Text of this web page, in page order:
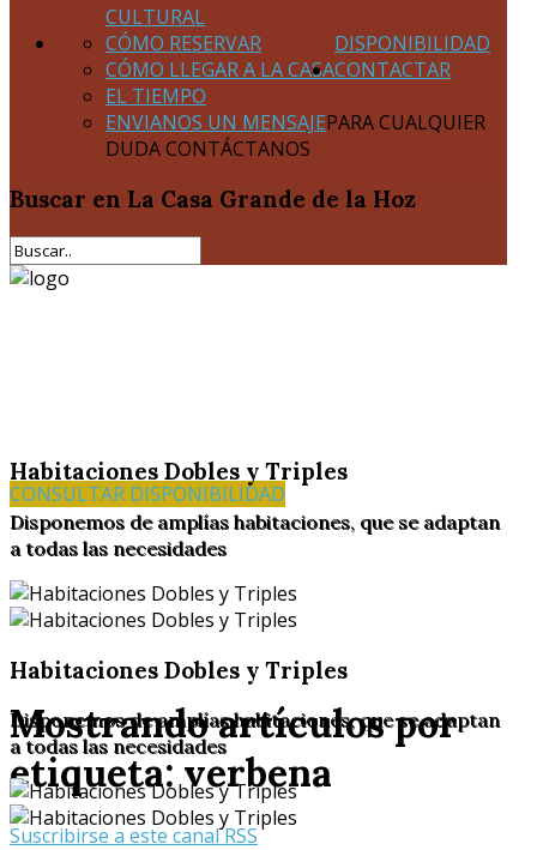
CULTURAL
DISPONIBILIDAD
CÓMO RESERVAR
CÓMO LLEGAR A LA CASA
EL TIEMPO
CONTACTAR
ENVIANOS UN MENSAJEPARA CUALQUIER
DUDA CONTÁCTANOS
Buscar en La Casa Grande de la Hoz
Habitaciones Dobles y Triples
Disponemos de amplías habitaciones, que se adaptan
a todas las necesidades
Habitaciones Dobles y Triples
Disponemos de amplías habitaciones, que se adaptan
a todas las necesidades
CONSULTAR DISPONIBILIDAD
Mostrando artículos por
etiqueta: verbena
Suscribirse a este canal RSS